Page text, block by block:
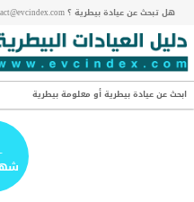
هل تبحث عن عيادة بيطرية ؟ contact@evcindex.com
ابحث عن عيادة بيطرية أو معلومة بيطرية